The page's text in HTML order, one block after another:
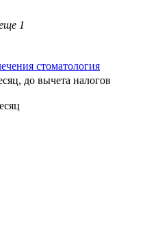
1
стоматология
до вычета налогов